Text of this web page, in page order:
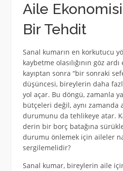
Aile
Bir Tehdit
Sanal kumarın en korkutucu
kaybetme olasılığının göz
kayıptan sonra “bir sonraki
düşüncesi, bireylerin daha
yol açar. Bu döngü, zamanla
bütçeleri değil, aynı
durumunu da tehlikeye atar.
derin bir borç batağına
durumu önlemek için aileler
sergilemelidir?
Sanal kumar, bireylerin aile